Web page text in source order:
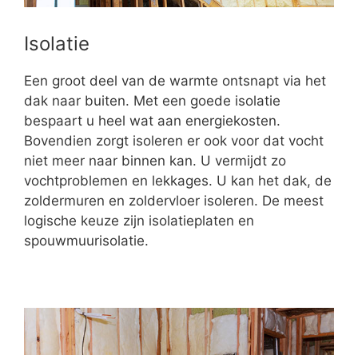
Isolatie
Een groot deel van de warmte ontsnapt via het
dak naar buiten. Met een goede isolatie
bespaart u heel wat aan energiekosten.
Bovendien zorgt isoleren er ook voor dat vocht
niet meer naar binnen kan. U vermijdt zo
vochtproblemen en lekkages. U kan het dak, de
zoldermuren en zoldervloer isoleren. De meest
logische keuze zijn isolatieplaten en
spouwmuurisolatie.